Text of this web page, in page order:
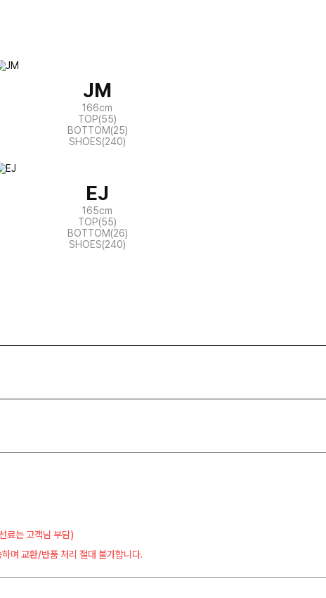
JM
166cm
TOP(55)
BOTTOM(25)
SHOES(240)
EJ
165cm
TOP(55)
BOTTOM(26)
SHOES(240)
료는 고객님 부담)
며 교환/반품 처리 절대 불가합니다.